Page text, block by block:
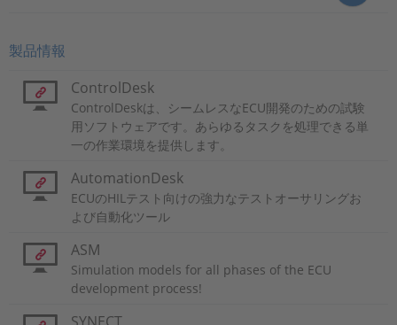
製品情報
ControlDesk
ControlDeskは、シームレスなECU開発のための試験
用ソフトウェアです。あらゆるタスクを処理できる単
一の作業環境を提供します。
AutomationDesk
ECUのHILテスト向けの強力なテストオーサリングお
よび自動化ツール
ASM
Simulation models for all phases of the ECU
development process!
SYNECT